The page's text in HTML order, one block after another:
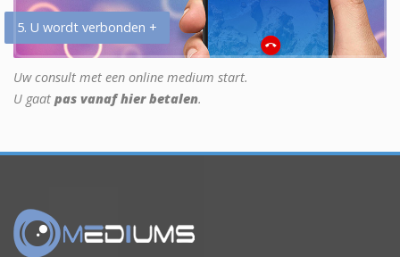
5. U wordt verbonden +
Uw consult met een online medium start.
U gaat pas vanaf hier betalen.